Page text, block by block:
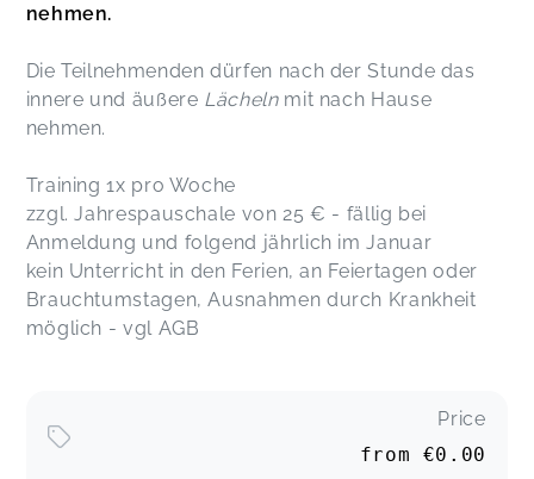
nehmen.
Die Teilnehmenden dürfen nach der Stunde das
innere und äußere Lächeln mit nach Hause
nehmen.
Training 1x pro Woche
zzgl. Jahrespauschale von 25 € - fällig bei
Anmeldung und folgend jährlich im Januar
kein Unterricht in den Ferien, an Feiertagen oder
Brauchtumstagen, Ausnahmen durch Krankheit
möglich - vgl AGB
Price
from €0.00